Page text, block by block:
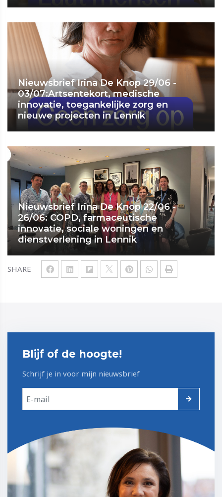
SHARE
Nieuwsbrief Irina De Knop 29/06 -
03/07:Artsentekort, medische
innovatie, toegankelijke zorg en
nieuwe projecten in Lennik
Nieuwsbrief Irina De Knop 22/06 -
26/06: COPD, farmaceutische
innovatie, sociale woningen en
dienstverlening in Lennik
Blijf of de hoogte!
Schrijf je in voor mijn nieuwsbrief